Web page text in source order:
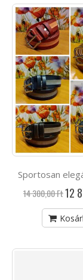
Sportosan
14 300,00 Ft ár
12